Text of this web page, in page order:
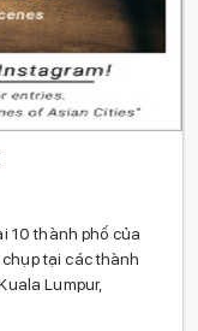
10 thành phố của
Lumpur,